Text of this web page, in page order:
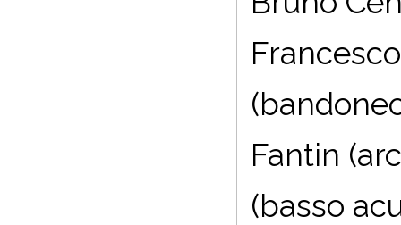
Fantin
(basso